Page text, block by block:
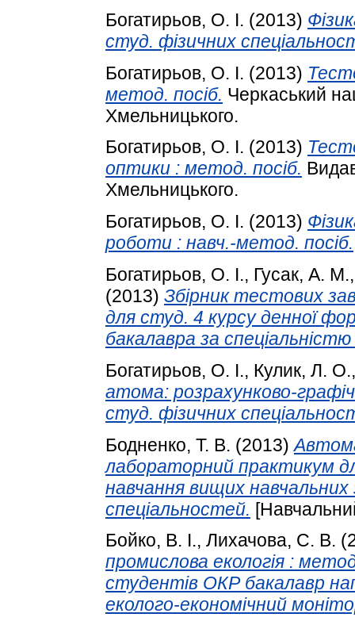
Богатирьов, О. І. (2013)
студ. фізичних
Богатирьов, О. І. (2013)
метод. посіб. Черкаський
Хмельницького.
Богатирьов, О. І. (2013)
оптики : метод. посіб.
Хмельницького.
Богатирьов, О. І. (2013)
роботи : навч.-метод. посіб.
Богатирьов, О. І., Гусак, А. М.
(2013) Збірник тестових
для студ. 4 курсу денної
бакалавра за
Богатирьов, О. І., Кулик, Л. О.
атома: розрахунково-
студ. фізичних
Бодненко, Т. В. (2013)
лабораторний практикум
навчання вищих навчальних
спеціальностей.
Бойко, В. І., Лихачова, С. В.
промислова екологія :
студентів ОКР бакалавр
еколого-економічний